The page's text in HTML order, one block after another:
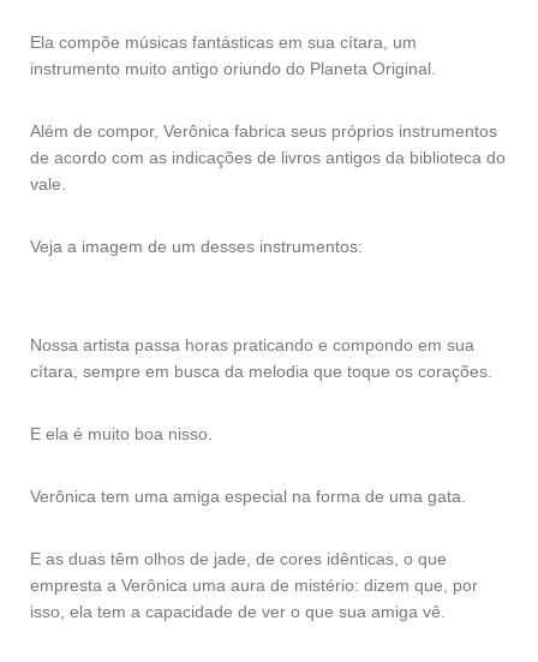
Ela compõe músicas fantásticas em sua cítara, um
instrumento muito antigo oriundo do Planeta Original.
Além de compor, Verônica fabrica seus próprios instrumentos
de acordo com as indicações de livros antigos da biblioteca do
vale.
Veja a imagem de um desses instrumentos:
Nossa artista passa horas praticando e compondo em sua
cítara, sempre em busca da melodia que toque os corações.
E ela é muito boa nisso.
Verônica tem uma amiga especial na forma de uma gata.
E as duas têm olhos de jade, de cores idênticas, o que
empresta a Verônica uma aura de mistério: dizem que, por
isso, ela tem a capacidade de ver o que sua amiga vê.